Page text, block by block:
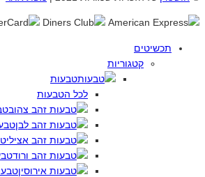
תכשיטים
קטגוריות
טבעות
לכל הטבעות